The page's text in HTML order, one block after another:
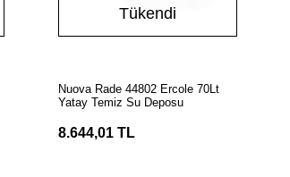
Tükendi
Nuova Rade 44802 Ercole 70Lt
Yatay Temiz Su Deposu
8.644,01 TL